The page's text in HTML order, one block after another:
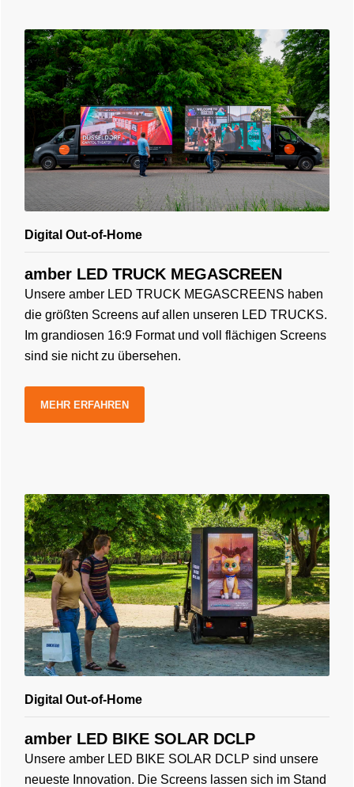
Digital Out-of-Home
amber LED TRUCK MEGASCREEN
Unsere amber LED TRUCK MEGASCREENS haben
die größten Screens auf allen unseren LED TRUCKS.
Im grandiosen 16:9 Format und voll flächigen Screens
sind sie nicht zu übersehen.
MEHR ERFAHREN
Digital Out-of-Home
amber LED BIKE SOLAR DCLP
Unsere amber LED BIKE SOLAR DCLP sind unsere
neueste Innovation. Die Screens lassen sich im Stand